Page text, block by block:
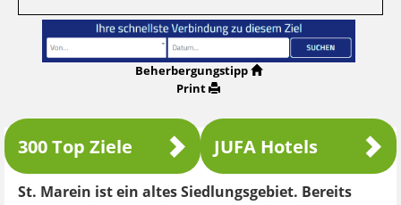
Beherbergungstipp
Print
300 Top Ziele JUFA Hotels
St. Marein ist ein altes Siedlungsgebiet. Bereits